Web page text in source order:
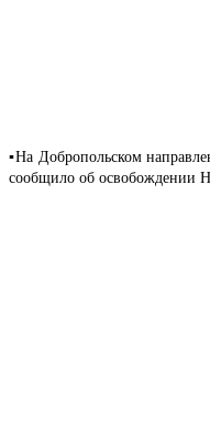
▪️На Добропольском
сообщило об освобождении